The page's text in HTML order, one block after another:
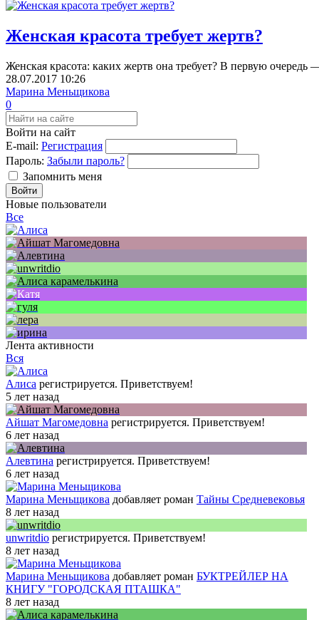
Женская красота требует жертв?
Женская красота: каких жертв она требует? В первую
28.07.2017 10:26
Марина Меньщикова
0
Войти на сайт
E-mail: Регистрация
Пароль: Забыли пароль?
Запомнить меня
Новые пользователи
Все
Лента активности
Вся
Алиса регистрируется. Приветствуем!
5 лет назад
Айшат Магомедовна регистрируется. Приветствуем!
6 лет назад
Алевтина регистрируется. Приветствуем!
6 лет назад
Марина Меньщикова добавляет роман Тайны Средневековья
8 лет назад
unwritdio регистрируется. Приветствуем!
8 лет назад
Марина Меньщикова добавляет роман БУКТРЕЙЛЕР НА
КНИГУ "ГОРОДСКАЯ ПТАШКА"
8 лет назад